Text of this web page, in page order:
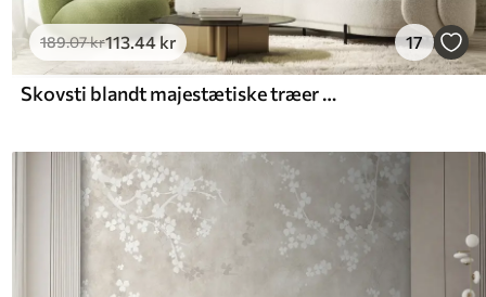
189.07kr113.44kr 17
Skovsti blandt majestætiske træer i akvarelstil